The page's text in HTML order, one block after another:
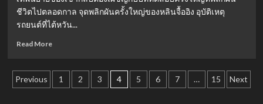
ดรา
ม่าน้
จอ
ชีวิตไปตลอดกาล จุดพลิกผันครั้งใหญ่ของหลินจื้ออิง อุบัติเหตุ
รถยนต์ที่ไต้หวัน...
Read MoreRead
หลิน
จื้
Posts
Previous 1 2 3 4 5 6 7 … 15 Next